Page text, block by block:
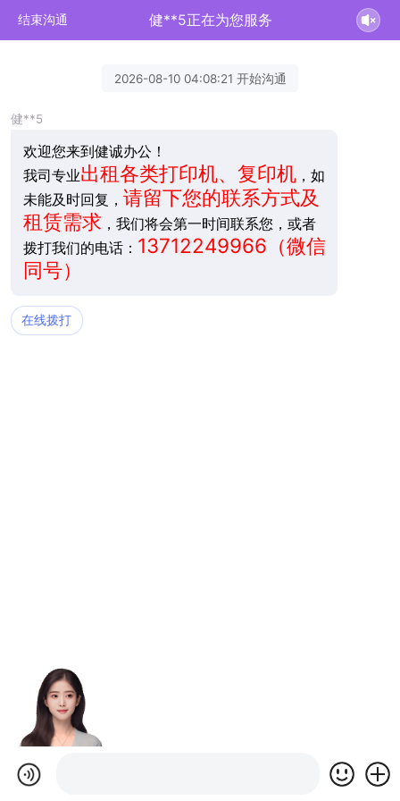
结束沟通 健**5正在为您服务
2026-08-10 04:08:21 开始沟通
健**5
欢迎您来到健诚办公！
我司专业出租各类打印机、复印机，如
未能及时回复， 请留下您的联系方式及
租赁需求 ，我们将会第一时间联系您，或者
拨打我们的电话： 13712249966（微信
同号）
在线拨打